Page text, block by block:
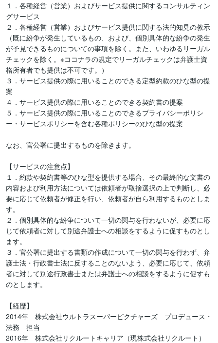
１．各種経営（営業）およびサービス提供に関するコンサルティン
グサービス
２．各種経営（営業）およびサービス提供に関する法的知見の教示
（既に紛争が発生しているもの、および、個別具体的な紛争の発生
が予見できるものについての事項を除く。また、いわゆるリーガル
チェックを除く。※ココナラの規定でリーガルチェックは弁護士資
格所有者でも提供は不可です。）
３．サービス提供の際に用いることのできる定型約款のひな型の提
案
４．サービス提供の際に用いることのできる契約書の提案
５．サービス提供の際に用いることのできるプライバシーポリシ
ー・サービスポリシーを含む各種ポリシーのひな型の提案
なお、官公署に提出するものを除きます。
【サービスの注意点】
１．約款や契約書等のひな型を提供する場合、その最終的な文書の
内容および利用方法については依頼者が取捨選択の上で判断し、必
要に応じて依頼者が修正を行い、依頼者が自ら利用するものとしま
す。
２．個別具体的な紛争について一切の関与を行わないが、必要に応
じて依頼者に対して別途弁護士への相談をするように促すものとし
ます。
３．官公署に提出する書類の作成について一切の関与を行わず、弁
護士法・行政書士法に反することのないよう、必要に応じて、依頼
者に対して別途行政書士または弁護士への相談をするように促すも
のとします。
【経歴】
2014年　株式会社ウルトラスーパーピクチャーズ　プロデュース・
法務　担当
2016年　株式会社リクルートキャリア（現株式会社リクルート）